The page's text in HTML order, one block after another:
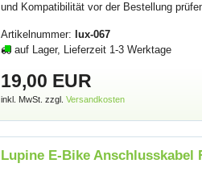
und Kompatibilität vor der Bestellung
Artikelnummer: lux-067
auf Lager, Lieferzeit 1-3 Werktage
19,00 EUR
inkl. MwSt. zzgl.Versandkosten
Lupine E-Bike